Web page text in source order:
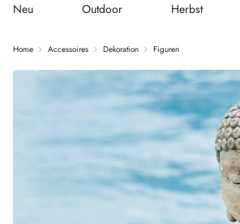
Neu Outdoor Herbst
Home Accessoires Dekoration Figuren